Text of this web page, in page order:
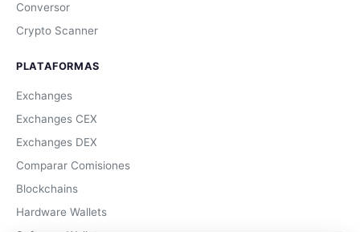
Conversor
Crypto Scanner
PLATAFORMAS
Exchanges
Exchanges CEX
Exchanges DEX
Comparar Comisiones
Blockchains
Hardware Wallets